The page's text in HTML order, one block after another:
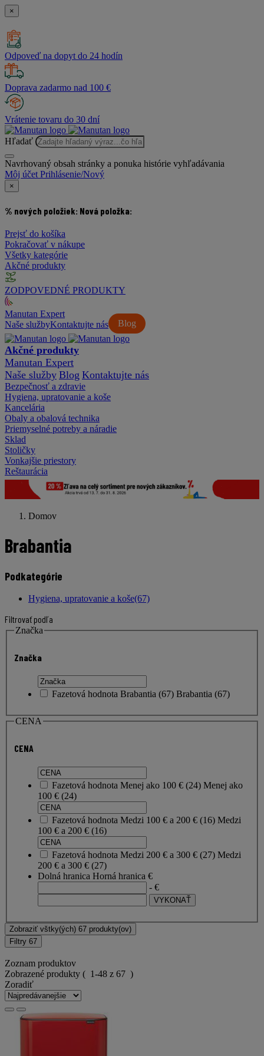
×
Odpoveď na dopyt do 24 hodín
Doprava zadarmo nad 100 €
Vrátenie tovaru do 30 dní
Hľadať
Navrhovaný obsah stránky a ponuka histórie vyhľadávania
Môj účet Prihlásenie/Nový
×
% nových položiek: Nová položka:
Prejsť do košíka
Pokračovať v nákupe
Všetky kategórie
Akčné produkty
ZODPOVEDNÉ PRODUKTY
Manutan Expert
Naše služby
Blog
Kontaktujte nás
Akčné produkty
Manutan Expert
Naše služby Blog Kontaktujte nás
Bezpečnosť a zdravie
Hygiena, upratovanie a koše
Kancelária
Obaly a obalová technika
Priemyselné potreby a náradie
Sklad
Stoličky
Vonkajšie priestory
Reštaurácia
Domov
Brabantia
Podkategórie
Hygiena, upratovanie a koše(67)
Filtrovať podľa
Značka
Značka
Fazetová hodnota Brabantia (67) Brabantia (67)
CENA
CENA
Fazetová hodnota Menej ako 100 € (24) Menej ako
100 € (24)
Fazetová hodnota Medzi 100 € a 200 € (16) Medzi
100 € a 200 € (16)
Fazetová hodnota Medzi 200 € a 300 € (27) Medzi
200 € a 300 € (27)
Dolná hranica Horná hranica €
- €
Zobraziť vštky(ých) 67 produkty(ov)
Filtry 67
Zoznam produktov
Zobrazené produkty ( 1-48 z 67 )
Zoradiť